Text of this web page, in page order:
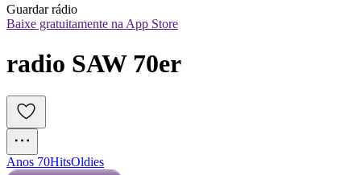
Guardar rádio
Baixe gratuitamente na App Store
radio SAW 70er
Anos 70HitsOldies